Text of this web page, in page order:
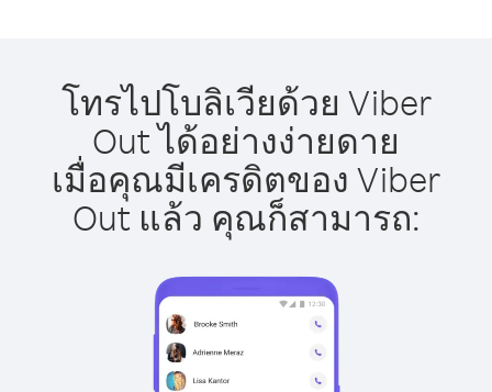
โทรไปโบลิเวียด้วย Viber
Out ได้อย่างง่ายดาย
เมื่อคุณมีเครดิตของ Viber
Out แล้ว คุณก็สามารถ: